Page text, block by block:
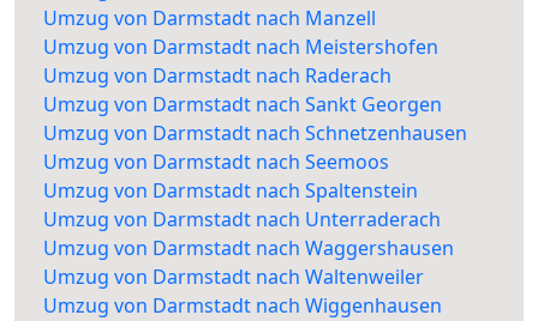
Umzug von Darmstadt nach Manzell
Umzug von Darmstadt nach Meistershofen
Umzug von Darmstadt nach Raderach
Umzug von Darmstadt nach Sankt Georgen
Umzug von Darmstadt nach Schnetzenhausen
Umzug von Darmstadt nach Seemoos
Umzug von Darmstadt nach Spaltenstein
Umzug von Darmstadt nach Unterraderach
Umzug von Darmstadt nach Waggershausen
Umzug von Darmstadt nach Waltenweiler
Umzug von Darmstadt nach Wiggenhausen